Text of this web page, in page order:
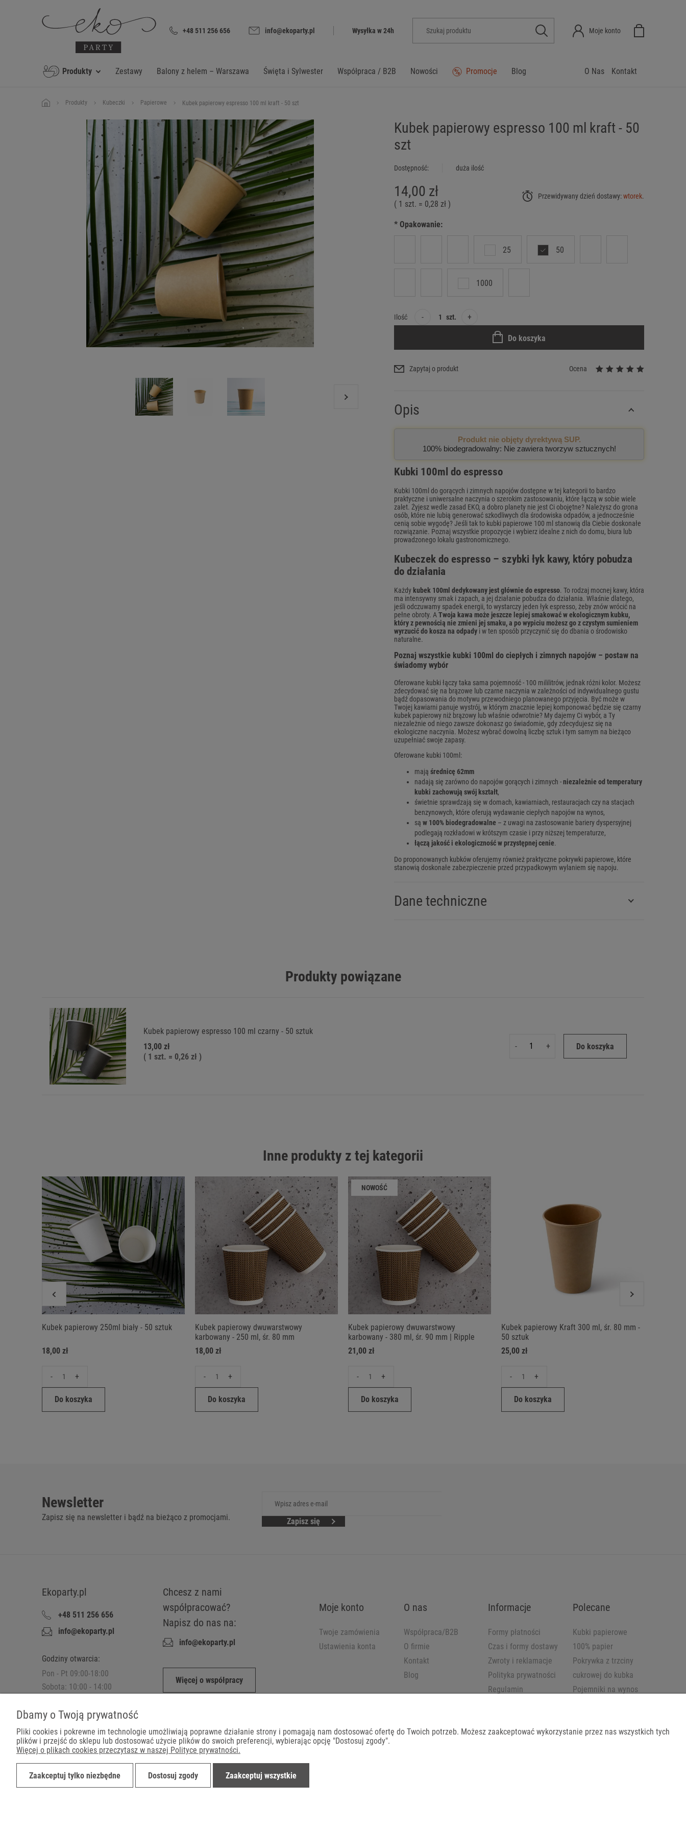
+48 511 256 656 info@ekoparty.pl Wysyłka w 24h Moje konto
Produkty Zestawy Balony z helem – Warszawa Święta i Sylwester Współpraca / B2B Nowości Promocje Blog Kontakt
O Nas
Produkty Kubeczki Papierowe Kubek papierowy espresso 100 ml kraft - 50 szt
Kubek papierowy espresso 100 ml kraft - 50
szt
Dostępność: duża ilość
* Opakowanie:
25 50
1000
14,00 zł
( 1 szt. = 0,28 zł )
Przewidywany dzień dostawy:wtorek.
Ilość - szt. +
Do koszyka
Zapytaj o produkt Ocena
Opis
Produkt nie objęty dyrektywą SUP.
100% biodegradowalny: Nie zawiera tworzyw sztucznych!
Kubki 100ml do espresso
Kubki 100ml do gorących i zimnych napojów dostępne w tej kategorii to bardzo
praktyczne i uniwersalne naczynia o szerokim zastosowaniu, które łączą w sobie wiele
zalet. Żyjesz wedle zasad EKO, a dobro planety nie jest Ci obojętne? Należysz do grona
osób, które nie lubią generować szkodliwych dla środowiska odpadów, a jednocześnie
cenią sobie wygodę? Jeśli tak to kubki papierowe 100 ml stanowią dla Ciebie doskonałe
rozwiązanie. Poznaj wszystkie propozycje i wybierz idealne z nich do domu, biura lub
prowadzonego lokalu gastronomicznego.
Kubeczek do espresso – szybki łyk kawy, który pobudza
do działania
Każdy kubek 100ml dedykowany jest głównie do espresso. To rodzaj mocnej kawy, która
ma intensywny smak i zapach, a jej działanie pobudza do działania. Właśnie dlatego,
jeśli odczuwamy spadek energii, to wystarczy jeden łyk espresso, żeby znów wrócić na
pełne obroty. ATwoja kawa może jeszcze lepiej smakować w ekologicznym kubku,
który z pewnością nie zmieni jej smaku, a po wypiciu możesz go z czystym sumieniem
wyrzucić do kosza na odpady i w ten sposób przyczynić się do dbania o środowisko
naturalne.
Poznaj wszystkie kubki 100ml do ciepłych i zimnych napojów – postaw na
świadomy wybór
Oferowane kubki łączy taka sama pojemność - 100 mililitrów, jednak różni kolor. Możesz
zdecydować się na brązowe lub czarne naczynia w zależności od indywidualnego gustu
bądź dopasowania do motywu przewodniego planowanego przyjęcia. Być może w
Twojej kawiarni panuje wystrój, w którym znacznie lepiej komponować będzie się czarny
kubek papierowy niż brązowy lub właśnie odwrotnie? My dajemy Ci wybór, a Ty
niezależnie od niego zawsze dokonasz go świadomie, gdy zdecydujesz się na
ekologiczne naczynia. Możesz wybrać dowolną liczbę sztuk i tym samym na bieżąco
uzupełniać swoje zapasy.
Oferowane kubki 100ml:
mają średnicę 62mm
nadają się zarówno do napojów gorących i zimnych -niezależnie od temperatury
kubki zachowują swój kształt,
świetnie sprawdzają się w domach, kawiarniach, restauracjach czy na stacjach
benzynowych, które oferują wydawanie ciepłych napojów na wynos,
są w 100% biodegradowalne – z uwagi na zastosowanie bariery dyspersyjnej
podlegają rozkładowi w krótszym czasie i przy niższej temperaturze,
łączą jakość i ekologiczność w przystępnej cenie.
Do proponowanych kubków oferujemy również praktyczne pokrywki papierowe, które
stanowią doskonałe zabezpieczenie przed przypadkowym wylaniem się napoju.
Dane techniczne
Produkty powiązane
Kubek papierowy espresso 100 ml czarny - 50 sztuk
13,00 zł
( 1 szt. = 0,26 zł )
- + Do koszyka
Inne produkty z tej kategorii
Kubek papierowy 250ml biały - 50 sztuk
18,00 zł
- +
Do koszyka
Kubek papierowy dwuwarstwowy
karbowany - 250 ml, śr. 80 mm
18,00 zł
- +
Do koszyka
Kubek papierowy dwuwarstwowy
karbowany - 380 ml, śr. 90 mm | Ripple
21,00 zł
- +
Do koszyka
NOWOŚĆ
Kubek papierowy Kraft 300 ml, śr. 80 mm -
50 sztuk
25,00 zł
- +
Do koszyka
Newsletter
Zapisz się na newsletter i bądź na bieżąco z promocjami. Zapisz się
Ekoparty.pl
+48 511 256 656
info@ekoparty.pl
Godziny otwarcia:
Pon - Pt 09:00-18:00
Sobota: 10:00 - 14:00
sklepu stacjonarnego.
Chcesz z nami
współpracować?
Napisz do nas na:
info@ekoparty.pl
Więcej o współpracy
Moje konto
Twoje zamówienia
Ustawienia konta
O nas
Współpraca/B2B
O firmie
Kontakt
Blog
Informacje
Formy płatności
Czas i formy dostawy
Zwroty i reklamacje
Polityka prywatności
Regulamin
Polecane
Kubki papierowe
100% papier
Pokrywka z trzciny
cukrowej do kubka
Pojemniki na wynos
Płatności Dostawa
Dbamy o Twoją prywatność
Pliki cookies i pokrewne im technologie umożliwiają poprawne działanie strony i pomagają nam dostosować ofertę do Twoich potrzeb. Możesz zaakceptować wykorzystanie przez nas wszystkich tych
plików i przejść do sklepu lub dostosować użycie plików do swoich preferencji, wybierając opcję "Dostosuj zgody".
Więcej o plikach cookies przeczytasz w naszej Polityce prywatności.
Zaakceptuj tylko niezbędne Dostosuj zgody Zaakceptuj wszystkie